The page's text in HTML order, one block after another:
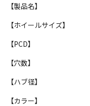
【製品名】
【ホイールサイズ】
【PCD】
【穴数】
【ハブ径】
【カラー】